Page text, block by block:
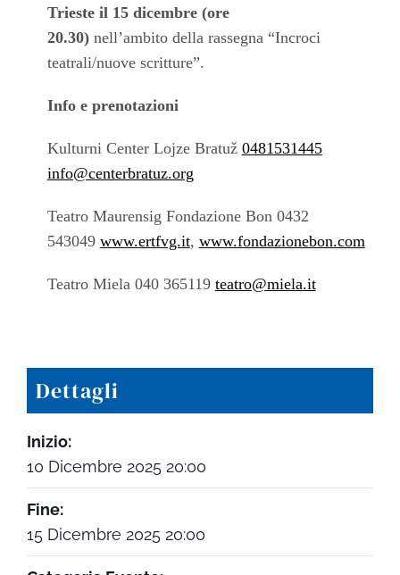
Trieste il 15 dicembre (ore
20.30)nell’ambito della rassegna “Incroci
teatrali/nuove scritture”.
Info e prenotazioni
Kulturni Center Lojze Bratuž 0481531445
info@centerbratuz.org
Teatro Maurensig Fondazione Bon 0432
543049 www.ertfvg.it, www.fondazionebon.com
Teatro Miela 040 365119 teatro@miela.it
Dettagli
Inizio:
10 Dicembre 2025 20:00
Fine:
15 Dicembre 2025 20:00